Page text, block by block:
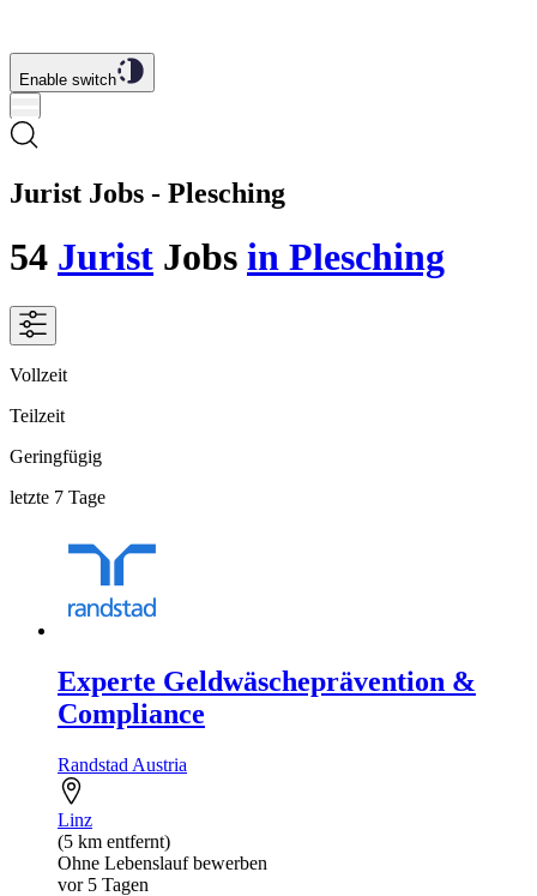
Enable switch
Jurist Jobs - Plesching
54 Jurist Jobs in Plesching
Vollzeit
Teilzeit
Geringfügig
letzte 7 Tage
Experte Geldwäscheprävention &
Compliance
Randstad Austria
Linz
(5 km entfernt)
Ohne Lebenslauf bewerben
vor 5 Tagen